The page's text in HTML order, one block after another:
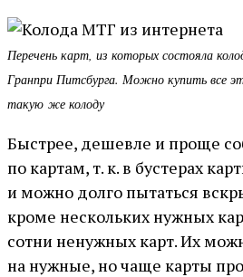
Перечень карт, из которых состояла
Гранпри Питсбурга. Можно купить все
такую же колоду
Быстрее, дешевле и проще
по картам, т. к. в бустерах
и можно долго пытаться
кроме нескольких нужных
сотни ненужных карт. Их
на нужные, но чаще карты